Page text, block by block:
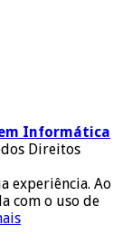
em Informática
Direitos
experiência. Ao
com o uso de